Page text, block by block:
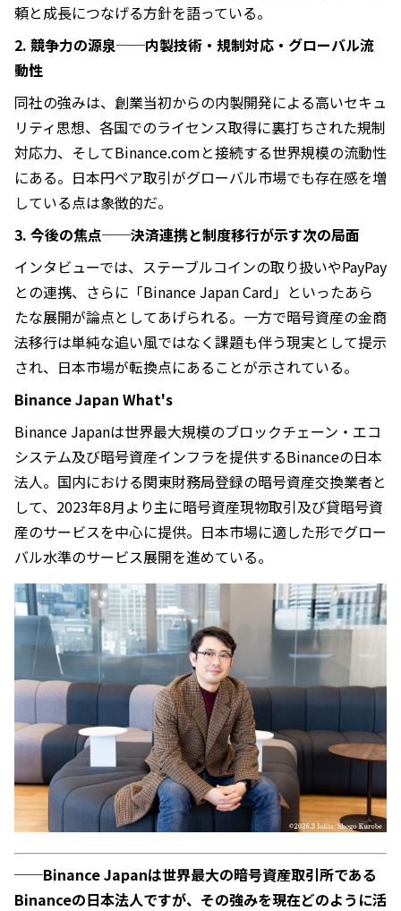
頼と成長につなげる方針を語っている。
2. 競争力の源泉──内製技術・規制対応・グローバル流
動性
同社の強みは、創業当初からの内製開発による高いセキュ
リティ思想、各国でのライセンス取得に裏打ちされた規制
対応力、そしてBinance.comと接続する世界規模の流動性
にある。日本円ペア取引がグローバル市場でも存在感を増
している点は象徴的だ。
3. 今後の焦点──決済連携と制度移行が示す次の局面
インタビューでは、ステーブルコインの取り扱いやPayPay
との連携、さらに「Binance Japan Card」といったあら
たな展開が論点としてあげられる。一方で暗号資産の金商
法移行は単純な追い風ではなく課題も伴う現実として提示
され、日本市場が転換点にあることが示されている。
Binance Japan What's
Binance Japanは世界最大規模のブロックチェーン・エコ
システム及び暗号資産インフラを提供するBinanceの日本
法人。国内における関東財務局登録の暗号資産交換業者と
して、2023年8月より主に暗号資産現物取引及び貸暗号資
産のサービスを中心に提供。日本市場に適した形でグロー
バル水準のサービス展開を進めている。
──Binance Japanは世界最大の暗号資産取引所である
Binanceの日本法人ですが、その強みを現在どのように活